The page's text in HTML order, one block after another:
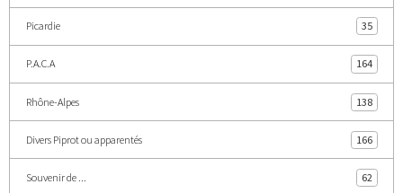
Picardie 35
P.A.C.A 164
Rhône-Alpes 138
Divers Piprot ou apparentés 166
Souvenir de ... 62